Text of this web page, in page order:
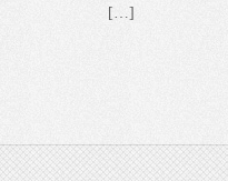
[…]